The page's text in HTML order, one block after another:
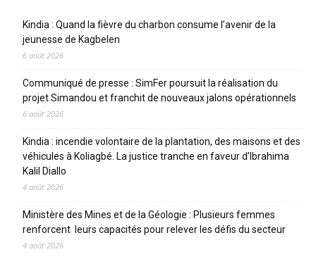
Kindia : Quand la fièvre du charbon consume l’avenir de la
jeunesse de Kagbelen
6 août 2026
Communiqué de presse : SimFer poursuit la réalisation du
projet Simandou et franchit de nouveaux jalons opérationnels
6 août 2026
Kindia : incendie volontaire de la plantation, des maisons et des
véhicules à Koliagbé. La justice tranche en faveur d’Ibrahima
Kalil Diallo
4 août 2026
Ministère des Mines et de la Géologie : Plusieurs femmes
renforcent leurs capacités pour relever les défis du secteur
4 août 2026